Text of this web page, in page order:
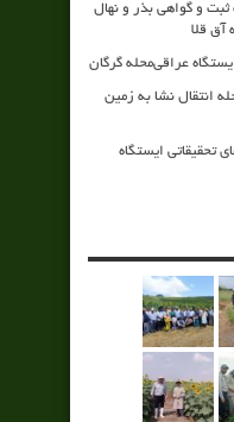
و گواهی بذر و نهال
آق قلا
عراقی‌محله گرگان
انتقال نشا به زمین
تحقیقاتی ایستگاه